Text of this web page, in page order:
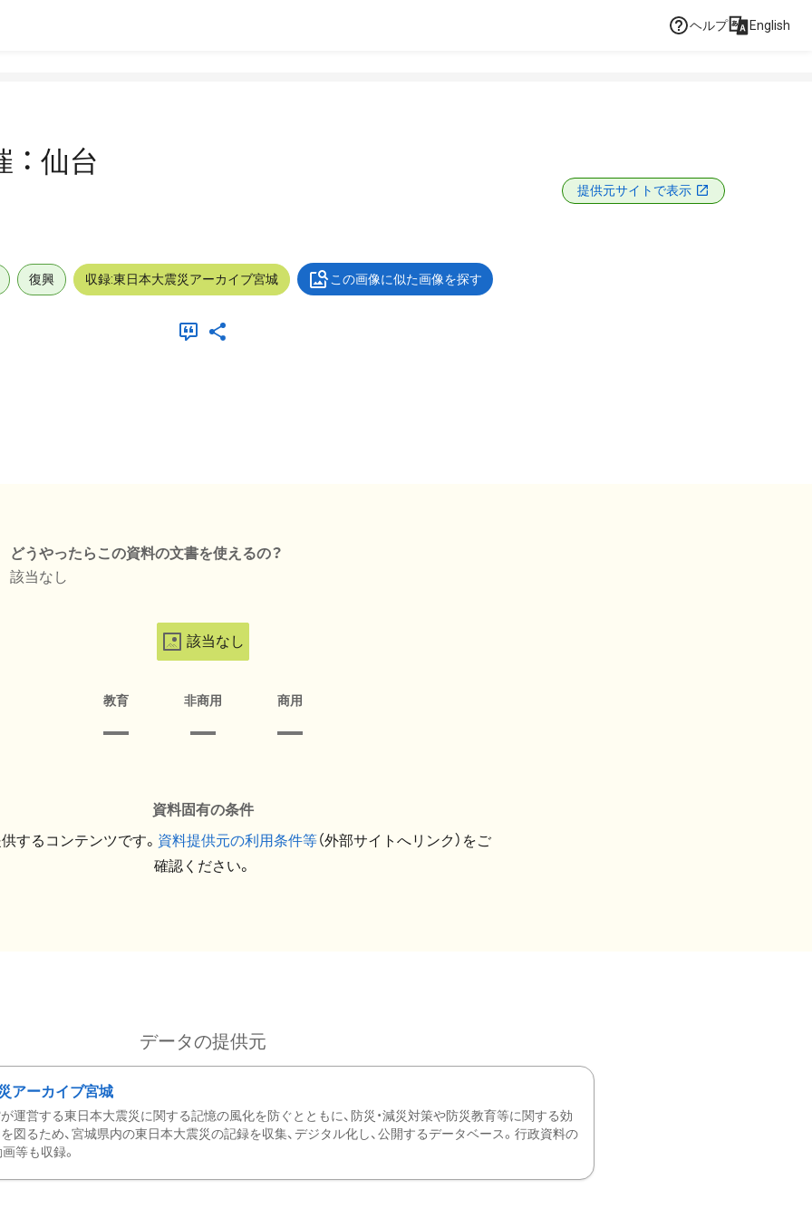
ヘルプ English
仙台
提供元サイトで表示
復興 収録:東日本大震災アーカイブ宮城 この画像に似た画像を探す
どうやったらこの資料の文書を使えるの？
該当なし
該当なし
教育 非商用 商用
資料固有の条件
するコンテンツです。 資料提供元の利用条件等（外部サイトへリンク）をご
確認ください。
データの提供元
アーカイブ宮城
運営する東日本大震災に関する記憶の風化を防ぐとともに、防災・減災対策や防災教育等に関する効
図るため、宮城県内の東日本大震災の記録を収集、デジタル化し、公開するデータベース。行政資料の
等も収録。